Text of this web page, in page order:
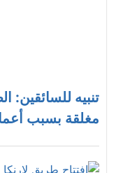
تنبيه للسائقين:
مغلقة بسبب